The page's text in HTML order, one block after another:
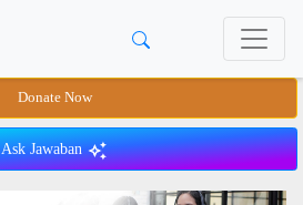
Donate Now
Ask Jawaban